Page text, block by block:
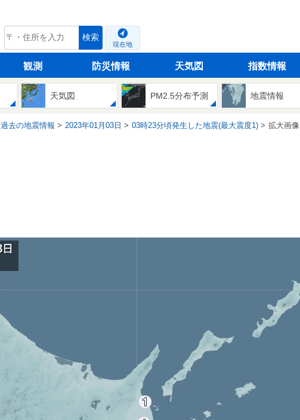
tenki.jp 検索
現在地
観測 防災情報 天気図 指数情報
天気図 PM2.5分布予測 地震情報
過去の地震情報 2023年01月03日 03時23分頃発生した地震(最大震度1) 拡大画像